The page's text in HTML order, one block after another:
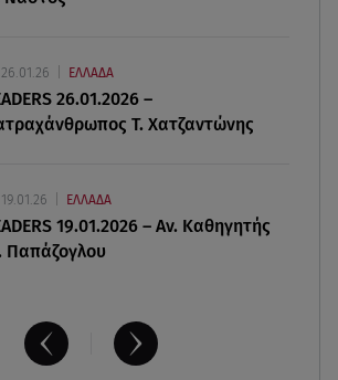
26.01.26 ΕΛΛΑΔΑ
26.01.2026 –
Τ. Χατζαντώνης
19.01.26 ΕΛΛΑΔΑ
19.01.2026 – Αν. Καθηγητής
Παπάζογλου